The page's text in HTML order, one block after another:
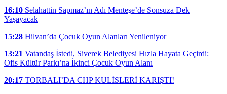
16:10 Selahattin Sapmaz’ın Adı Menteşe’de Sonsuza Dek
Yaşayacak
15:28 Hilvan’da Çocuk Oyun Alanları Yenileniyor
13:21 Vatandaş İstedi, Siverek Belediyesi Hızla Hayata Geçirdi:
Ofis Kültür Parkı’na İkinci Çocuk Oyun Alanı
20:17 TORBALI’DA CHP KULİSLERİ KARIŞTI!